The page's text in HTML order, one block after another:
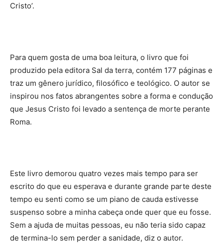
Cristo’.
Para quem gosta de uma boa leitura, o livro que foi
produzido pela editora Sal da terra, contém 177 páginas e
traz um gênero jurídico, filosófico e teológico. O autor se
inspirou nos fatos abrangentes sobre a forma e condução
que Jesus Cristo foi levado a sentença de morte perante
Roma.
Este livro demorou quatro vezes mais tempo para ser
escrito do que eu esperava e durante grande parte deste
tempo eu senti como se um piano de cauda estivesse
suspenso sobre a minha cabeça onde quer que eu fosse.
Sem a ajuda de muitas pessoas, eu não teria sido capaz
de termina-lo sem perder a sanidade, diz o autor.